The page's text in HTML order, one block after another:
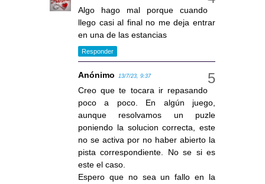
Algo hago mal porque cuando
llego casi al final no me deja entrar
en una de las estancias
Responder
Anónimo 13/7/23, 9:37
Creo que te tocara ir repasando
poco a poco. En algún juego,
aunque resolvamos un puzle
poniendo la solucion correcta, este
no se activa por no haber abierto la
pista correspondiente. No se si es
este el caso.
Espero que no sea un fallo en la